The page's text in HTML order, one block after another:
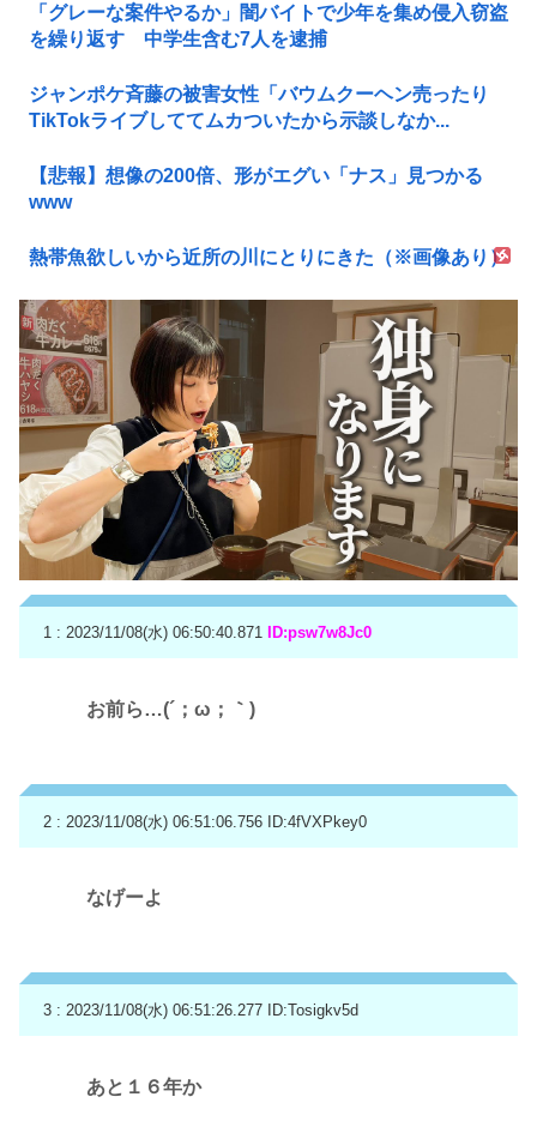
「グレーな案件やるか」闇バイトで少年を集め侵入窃盗
を繰り返す 中学生含む7人を逮捕
ジャンポケ斉藤の被害女性「バウムクーヘン売ったり
TikTokライブしててムカついたから示談しなか...
【悲報】想像の200倍、形がエグい「ナス」見つかる
www
熱帯魚欲しいから近所の川にとりにきた（※画像あり）
1 : 2023/11/08(水) 06:50:40.871 ID:psw7w8Jc0
お前ら…(´；ω；｀)
2 : 2023/11/08(水) 06:51:06.756 ID:4fVXPkey0
なげーよ
3 : 2023/11/08(水) 06:51:26.277 ID:Tosigkv5d
あと１６年か